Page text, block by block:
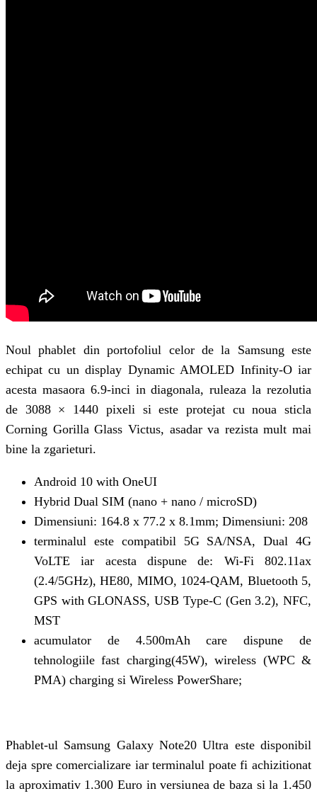
Noul phablet din portofoliul celor de la Samsung este
echipat cu un display Dynamic AMOLED Infinity-O iar
acesta masaora 6.9-inci in diagonala, ruleaza la rezolutia
de 3088 × 1440 pixeli si este protejat cu noua sticla
Corning Gorilla Glass Victus, asadar va rezista mult mai
bine la zgarieturi.
Android 10 with OneUI
Hybrid Dual SIM (nano + nano / microSD)
Dimensiuni: 164.8 x 77.2 x 8.1mm; Dimensiuni: 208
terminalul este compatibil 5G SA/NSA, Dual 4G
VoLTE iar acesta dispune de: Wi-Fi 802.11ax
(2.4/5GHz), HE80, MIMO, 1024-QAM, Bluetooth 5,
GPS with GLONASS, USB Type-C (Gen 3.2), NFC,
MST
acumulator de 4.500mAh care dispune de
tehnologiile fast charging(45W), wireless (WPC &
PMA) charging si Wireless PowerShare;
Phablet-ul Samsung Galaxy Note20 Ultra este disponibil
deja spre comercializare iar terminalul poate fi achizitionat
la aproximativ 1.300 Euro in versiunea de baza si la 1.450